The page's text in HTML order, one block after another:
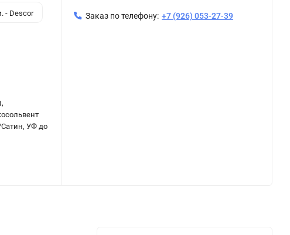
- Descor
УФ до
Заказ по телефону: +7 (926) 053-27-39